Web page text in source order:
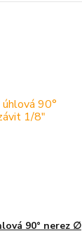
90° nerez ∅